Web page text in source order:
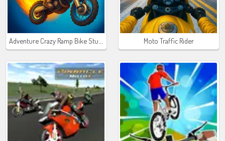
Adventure Crazy Ramp Bike Stunt Moto Traffic Rider